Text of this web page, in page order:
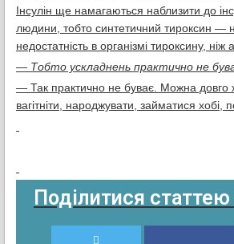
Інсулін ще намагаються наблизити до
людини, тобто синтетичний тироксин —
недостатність в організмі тироксину,
— Тобто ускладнень практично не
— Так практично не буває. Можна довго
вагітніти, народжувати, займатися
Поділитися